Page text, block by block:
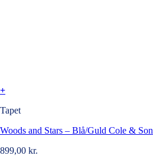
+
Tapet
Woods and Stars – Blå/Guld Cole & Son
899,00 kr.